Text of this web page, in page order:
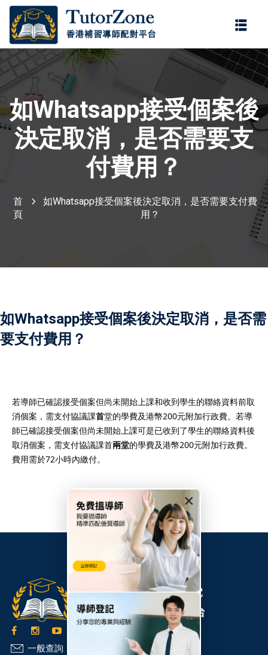
×
如Whatsapp接受個案後
決定取消，是否需要支
付費用？
首
頁
如Whatsapp接受個案後決定取消，是否需要支付費
用？
如Whatsapp接受個案後決定取消，是否需
要支付費用？
若導師已確認接受個案但尚未開始上課和收到學生的聯絡資料前取
消個案，需支付協議課首堂的學費及港幣200元附加行政費。若導
師已確認接受個案但尚未開始上課可是已收到了學生的聯絡資料後
取消個案，需支付協議課首兩堂的學費及港幣200元附加行政費。
費用需於72小時內繳付。
一般查詢：
info@TutorZone.com.hk
登錄
註冊
記住 我 忘記密碼?